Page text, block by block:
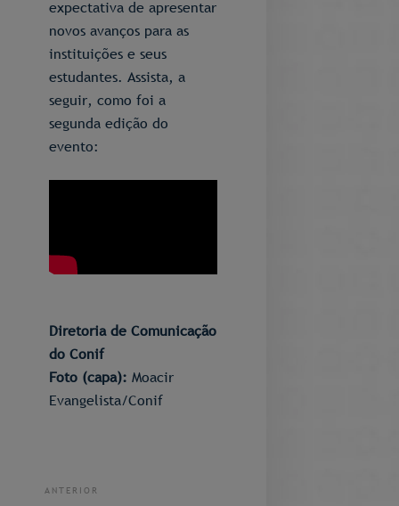
expectativa de apresentar
novos avanços para as
instituições e seus
estudantes. Assista, a
seguir, como foi a
segunda edição do
evento:
Diretoria de Comunicação
do Conif
Foto (capa): ​Moacir
Evangelista/Conif
ANTERIOR